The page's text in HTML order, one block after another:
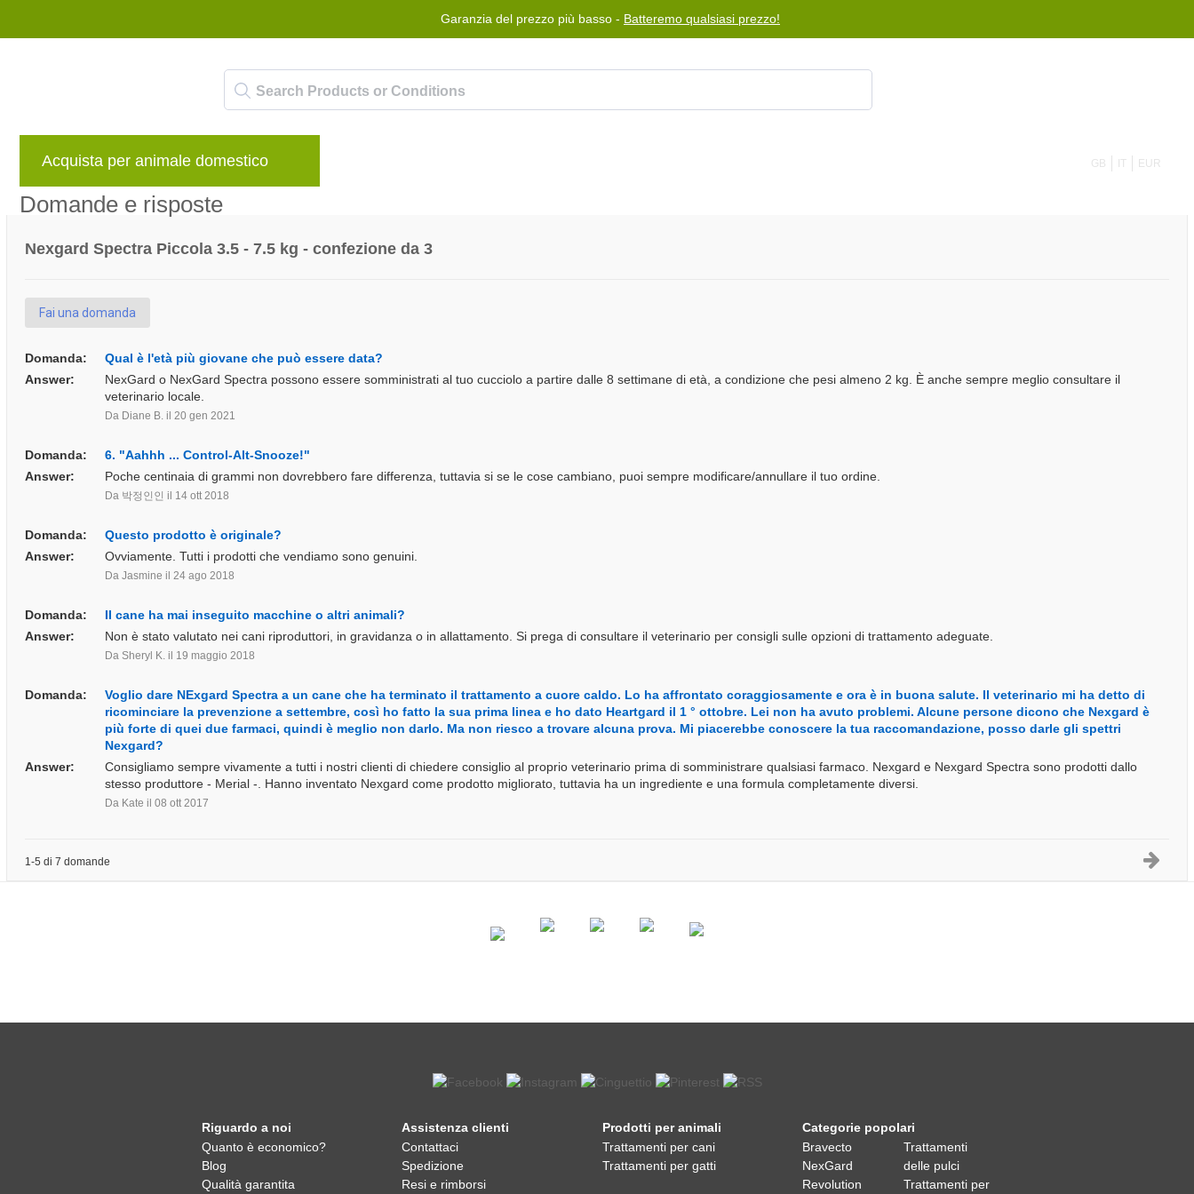
Garanzia del prezzo più basso - Batteremo qualsiasi prezzo!
Acquista per animale domestico GB IT EUR
Domande e risposte
Nexgard Spectra Piccola 3.5 - 7.5 kg - confezione da 3
Fai una domanda
Domanda:
Qual è l'età più giovane che può essere data?
Answer:
NexGard o NexGard Spectra possono essere somministrati al tuo cucciolo a partire dalle 8 settimane di età, a condizione che pesi almeno 2 kg. È anche sempre meglio consultare il
veterinario locale.
Da Diane B. il 20 gen 2021
Domanda:
6. "Aahhh ... Control-Alt-Snooze!"
Answer:
Poche centinaia di grammi non dovrebbero fare differenza, tuttavia si se le cose cambiano, puoi sempre modificare/annullare il tuo ordine.
Da 박정인인 il 14 ott 2018
Domanda:
Questo prodotto è originale?
Answer:
Ovviamente. Tutti i prodotti che vendiamo sono genuini.
Da Jasmine il 24 ago 2018
Domanda:
Il cane ha mai inseguito macchine o altri animali?
Answer:
Non è stato valutato nei cani riproduttori, in gravidanza o in allattamento. Si prega di consultare il veterinario per consigli sulle opzioni di trattamento adeguate.
Da Sheryl K. il 19 maggio 2018
Domanda:
Voglio dare NExgard Spectra a un cane che ha terminato il trattamento a cuore caldo. Lo ha affrontato coraggiosamente e ora è in buona salute. Il veterinario mi ha detto di
ricominciare la prevenzione a settembre, così ho fatto la sua prima linea e ho dato Heartgard il 1 ° ottobre. Lei non ha avuto problemi. Alcune persone dicono che Nexgard è
più forte di quei due farmaci, quindi è meglio non darlo. Ma non riesco a trovare alcuna prova. Mi piacerebbe conoscere la tua raccomandazione, posso darle gli spettri
Nexgard?
Answer:
Consigliamo sempre vivamente a tutti i nostri clienti di chiedere consiglio al proprio veterinario prima di somministrare qualsiasi farmaco. Nexgard e Nexgard Spectra sono prodotti dallo
stesso produttore - Merial -. Hanno inventato Nexgard come prodotto migliorato, tuttavia ha un ingrediente e una formula completamente diversi.
Da Kate il 08 ott 2017
1-5 di 7 domande
Riguardo a noi
Quanto è economico?
Blog
Qualità garantita
Assistenza clienti
Contattaci
Spedizione
Resi e rimborsi
Prodotti per animali
Trattamenti per cani
Trattamenti per gatti
Categorie popolari
Bravecto
NexGard
Revolution
Trattamenti
delle pulci
Trattamenti per